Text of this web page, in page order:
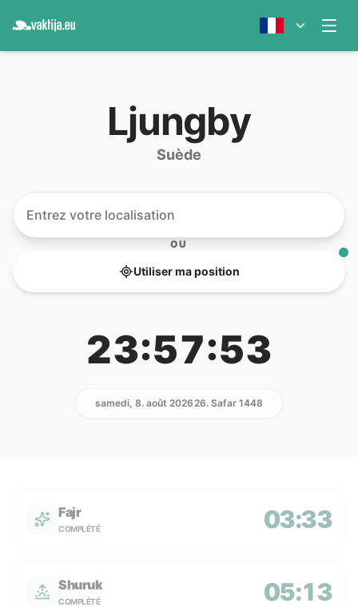
Ljungby
Suède
OU
Utiliser ma position
23:57:53
samedi, 8. août 202626. Safar 1448
Fajr
COMPLÉTÉ 03:33
Shuruk
COMPLÉTÉ 05:13